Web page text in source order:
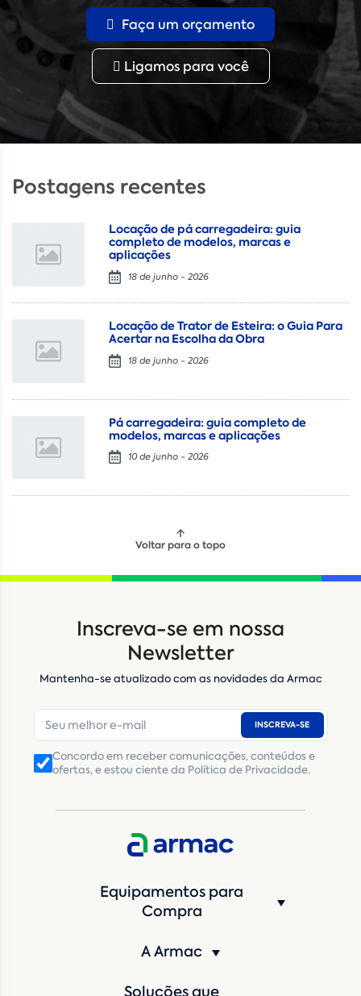
Faça um orçamento
Ligamos para você
Postagens recentes
Locação de pá carregadeira: guia
completo de modelos, marcas e
aplicações
18 de junho - 2026
Locação de Trator de Esteira: o Guia Para
Acertar na Escolha da Obra
18 de junho - 2026
Pá carregadeira: guia completo de
modelos, marcas e aplicações
10 de junho - 2026
Voltar para o topo
Inscreva-se em nossa
Newsletter
Mantenha-se atualizado com as novidades da Armac
INSCREVA-SE
Concordo em receber comunicações, conteúdos e
ofertas, e estou ciente da Política de Privacidade.
Equipamentos para
Compra
A Armac
Soluções que
Locação Compra de seminovos
E-mail*
Número de telefone
CNPJ Inscrição Estadual(Produtor Rural)
CNPJ da empresa/ CPF - Produtor rural*
Máquina de interesse*